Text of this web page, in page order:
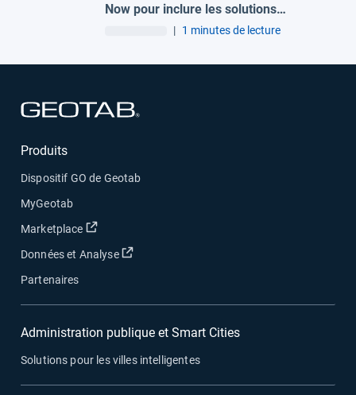
Now pour inclure les solutions
| 1 minutes de lecture
Produits
Dispositif GO de Geotab
MyGeotab
Marketplace
Ouvrir dans une nouvelle fenêtre
Données et Analyse Ouvrir dans une nouvelle fenêtre
Partenaires
Administration publique et Smart Cities
Solutions pour les villes intelligentes